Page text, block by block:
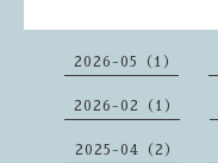
2026-05（1）
2026-02（1）
2025-04（2）